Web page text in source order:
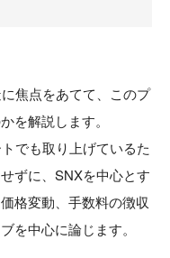
焦点をあてて、このプ
を解説します。
でも取り上げているた
ずに、SNXを中心とす
格変動、手数料の徴収
を中心に論じます。